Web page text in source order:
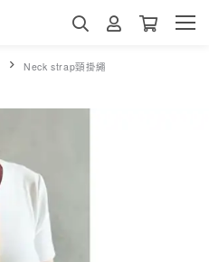
Neck strap頸掛繩